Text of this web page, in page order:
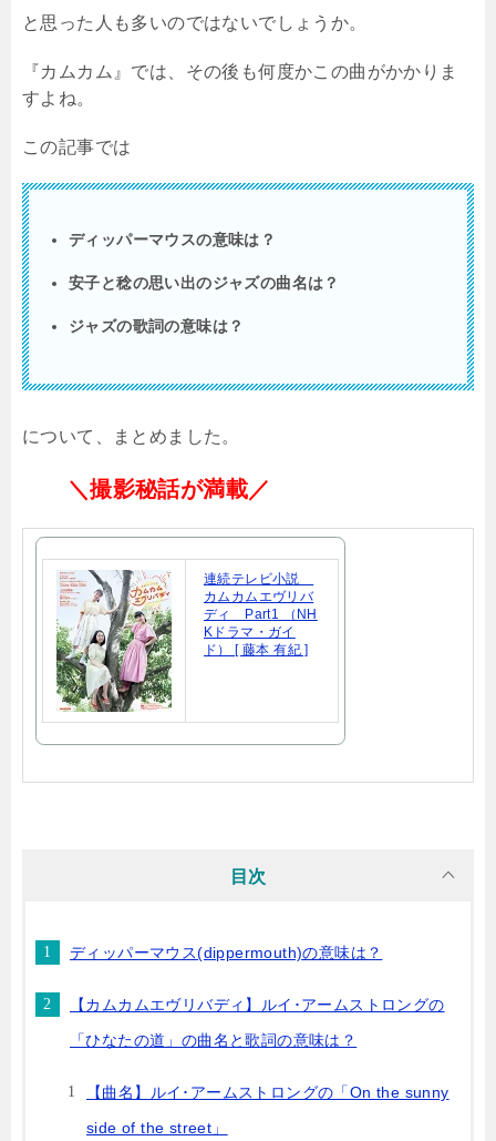
と思った人も多いのではないでしょうか。
『カムカム』では、その後も何度かこの曲がかかりま
すよね。
この記事では
ディッパーマウスの意味は？
安子と稔の思い出のジャズの曲名は？
ジャズの歌詞の意味は？
について、まとめました。
＼撮影秘話が満載／
連続テレビ小説
カムカムエヴリバ
ディ Part1 （NH
Kドラマ・ガイ
ド） [ 藤本 有紀 ]
目次
ディッパーマウス(dippermouth)の意味は？
【カムカムエヴリバディ】ルイ･アームストロングの
「ひなたの道」の曲名と歌詞の意味は？
【曲名】ルイ･アームストロングの「On the sunny
side of the street」